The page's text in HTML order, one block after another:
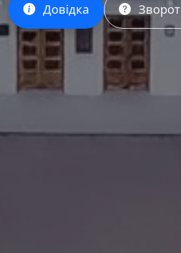
Довідка